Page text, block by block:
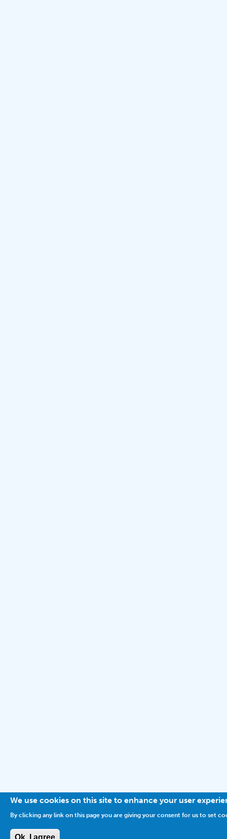
We use cookies on this site to enhance your user
By clicking any link on this page you are giving your consent for us to set
Ok, I agree